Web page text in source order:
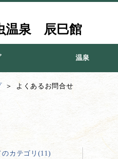
温泉 辰巳館
温泉
よくあるお問合せ
のカテゴリ(11)